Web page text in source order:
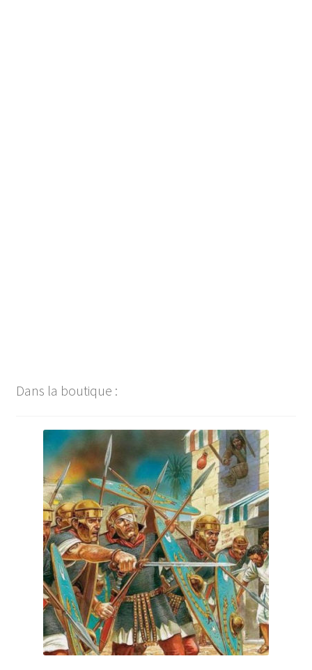
Dans la boutique :